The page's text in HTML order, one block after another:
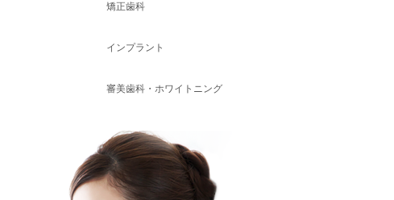
矯正歯科
インプラント
審美歯科・ホワイトニング